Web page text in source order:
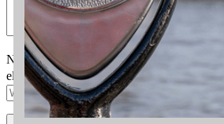
Nombre
electrónico